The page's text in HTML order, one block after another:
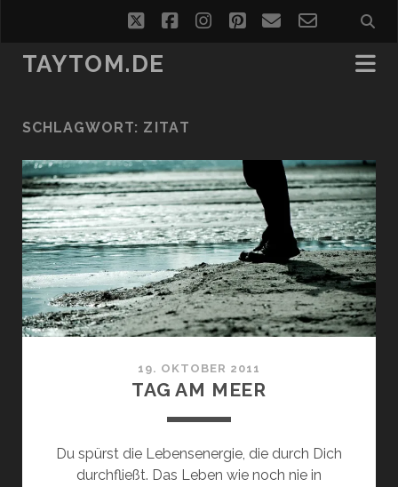
twitterfacebookinstagram
pinterest
emailemail-
form
TAYTOM.DE
SCHLAGWORT: ZITAT
19. OKTOBER 2011
TAG AM MEER
Du spürst die Lebensenergie, die durch Dich
durchfließt. Das Leben wie noch nie in